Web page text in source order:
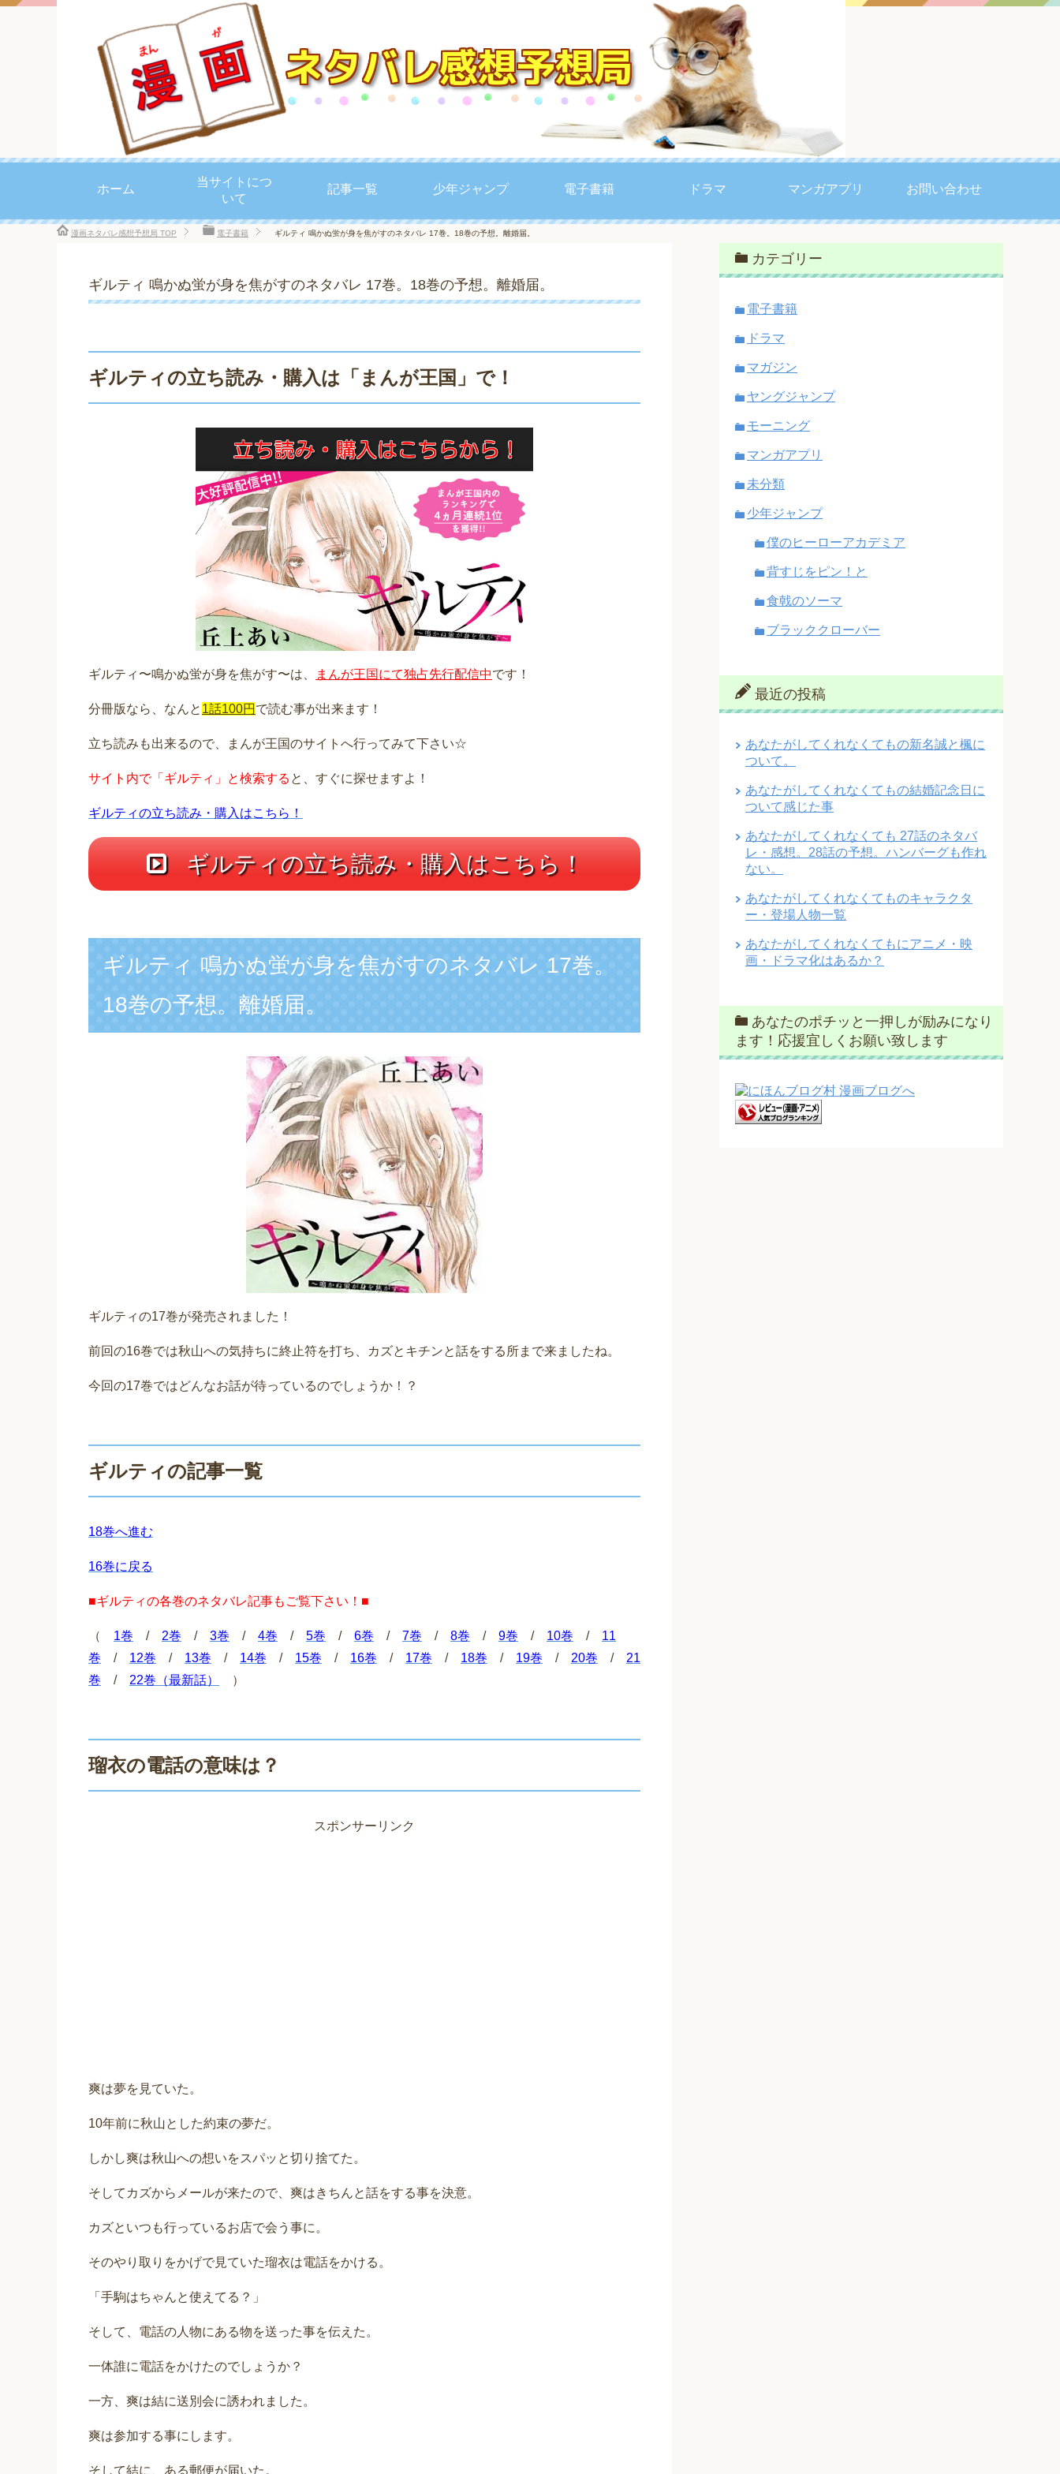
ホーム
当サイトにつ
いて
記事一覧 少年ジャンプ 電子書籍 ドラマ マンガアプリ お問い合わせ
漫画ネタバレ感想予想局 TOP 電子書籍 ギルティ 鳴かぬ蛍が身を焦がすのネタバレ 17巻。18巻の予想。離婚届。
ギルティ 鳴かぬ蛍が身を焦がすのネタバレ 17巻。18巻の予想。離婚届。
ギルティの立ち読み・購入は「まんが王国」で！
ギルティ〜鳴かぬ蛍が身を焦がす〜は、 まんが王国にて独占先行配信中です！
分冊版なら、なんと 1話100円 で読む事が出来ます！
立ち読みも出来るので、まんが王国のサイトへ行ってみて下さい☆
サイト内で「ギルティ」と検索する と、すぐに探せますよ！
ギルティの立ち読み・購入はこちら！
ギルティの立ち読み・購入はこちら！
ギルティ 鳴かぬ蛍が身を焦がすのネタバレ 17巻。
18巻の予想。離婚届。
ギルティの17巻が発売されました！
前回の16巻では秋山への気持ちに終止符を打ち、カズとキチンと話をする所まで来ましたね。
今回の17巻ではどんなお話が待っているのでしょうか！？
ギルティの記事一覧
18巻へ進む
16巻に戻る
■ギルティの各巻のネタバレ記事もご覧下さい！■
（ 1巻 / 2巻 / 3巻 / 4巻 / 5巻 / 6巻 / 7巻 / 8巻 / 9巻 / 10巻 / 11
巻 / 12巻 / 13巻 / 14巻 / 15巻 / 16巻 / 17巻 / 18巻 / 19巻 / 20巻 / 21
巻 / 22巻（最新話） ）
瑠衣の電話の意味は？
スポンサーリンク
爽は夢を見ていた。
10年前に秋山とした約束の夢だ。
しかし爽は秋山への想いをスパッと切り捨てた。
そしてカズからメールが来たので、爽はきちんと話をする事を決意。
カズといつも行っているお店で会う事に。
そのやり取りをかげで見ていた瑠衣は電話をかける。
「手駒はちゃんと使えてる？」
そして、電話の人物にある物を送った事を伝えた。
一体誰に電話をかけたのでしょうか？
一方、爽は結に送別会に誘われました。
爽は参加する事にします。
そして結に、ある郵便が届いた。
カテゴリー
電子書籍
ドラマ
マガジン
ヤングジャンプ
モーニング
マンガアプリ
未分類
少年ジャンプ
僕のヒーローアカデミア
背すじをピン！と
食戟のソーマ
ブラッククローバー
最近の投稿
あなたがしてくれなくてもの新名誠と楓に
ついて。
あなたがしてくれなくてもの結婚記念日に
ついて感じた事
あなたがしてくれなくても 27話のネタバ
レ・感想。28話の予想。ハンバーグも作れ
ない。
あなたがしてくれなくてものキャラクタ
ー・登場人物一覧
あなたがしてくれなくてもにアニメ・映
画・ドラマ化はあるか？
あなたのポチッと一押しが励みになり
ます！応援宜しくお願い致します